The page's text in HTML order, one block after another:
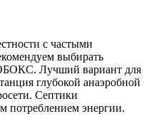
с частыми
выбирать
Лучший вариант для
глубокой анаэробной
Септики
потреблением энергии.